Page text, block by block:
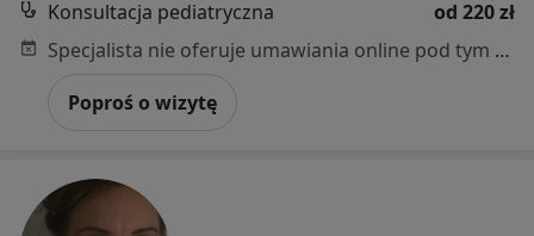
Konsultacja pediatryczna
od 220 zł
Specjalista nie oferuje umawiania online pod tym adresem.
Poproś o wizytę